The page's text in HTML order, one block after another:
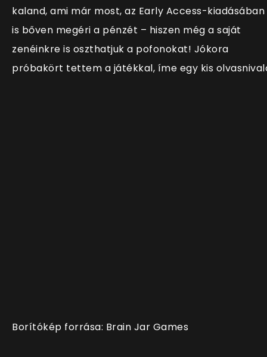
kaland, ami már most, az Early Access-kiadásában
is bőven megéri a pénzét – hiszen még a saját
zenéinkre is oszthatjuk a pofonokat! Jókora
próbakört tettem a játékkal, íme egy kis
Borítókép forrása: Brain Jar Games